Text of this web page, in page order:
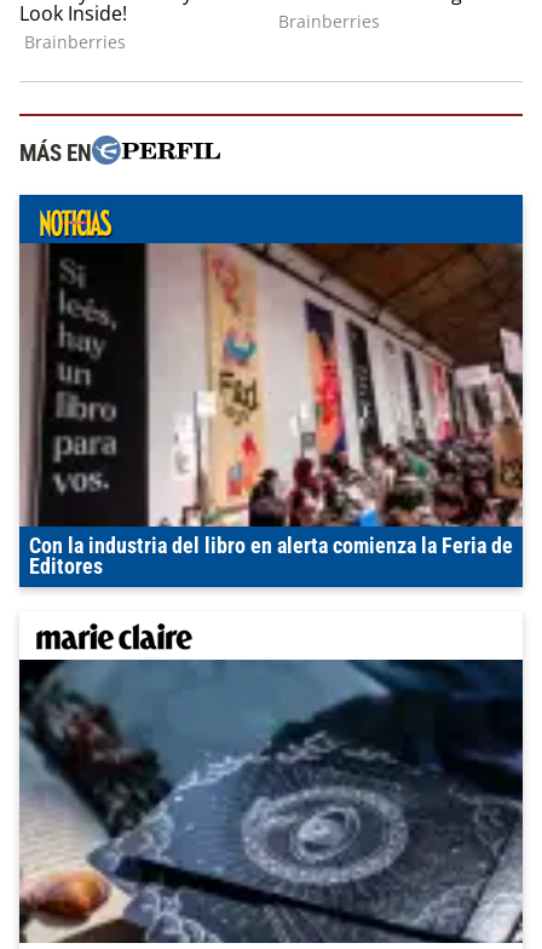
MÁS EN
Con la industria del libro en alerta comienza la Feria de
Editores